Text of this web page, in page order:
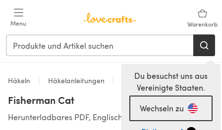
Menu Warenkorb
Du besuchst uns aus
Vereinigte Staaten.
Wechseln zu
Häkeln Häkelanleitungen Spielzeug
Fisherman Cat
Herunterladbares PDF, Englisch